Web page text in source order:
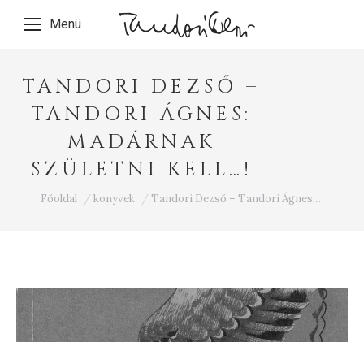
Menü
TANDORI DEZSŐ –
TANDORI ÁGNES:
MADÁRNAK
SZÜLETNI KELL…!
Ön itt van:
Főoldal konyvek Tandori Dezső – Tandori Ágnes:…